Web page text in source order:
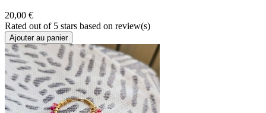
20,00 €
Rated out of 5 stars based on review(s)
Ajouter au panier